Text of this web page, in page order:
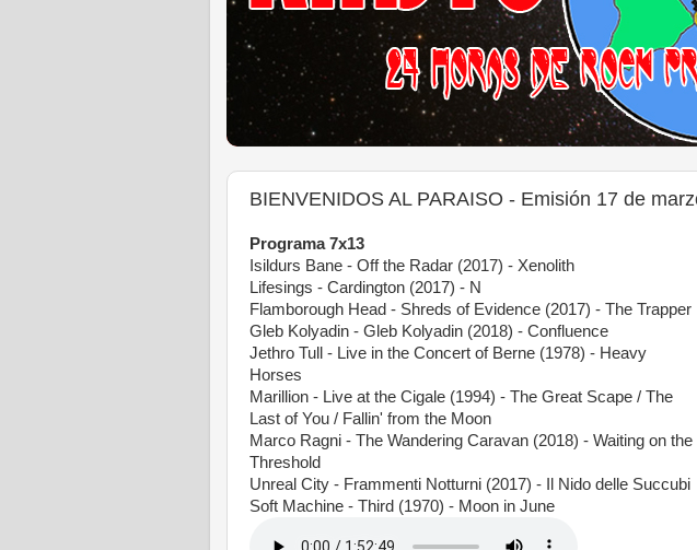
BIENVENIDOS AL PARAISO - Emisión 17 de
Programa 7x13
Isildurs Bane - Off the Radar (2017) - Xenolith
Lifesings - Cardington (2017) - N
Flamborough Head - Shreds of Evidence (2017) - The Trapper
Gleb Kolyadin - Gleb Kolyadin (2018) - Confluence
Jethro Tull - Live in the Concert of Berne (1978) - Heavy
Horses
Marillion - Live at the Cigale (1994) - The Great Scape / The
Last of You / Fallin' from the Moon
Marco Ragni - The Wandering Caravan (2018) - Waiting on the
Threshold
Unreal City - Frammenti Notturni (2017) - Il Nido delle Succubi
Soft Machine - Third (1970) - Moon in June